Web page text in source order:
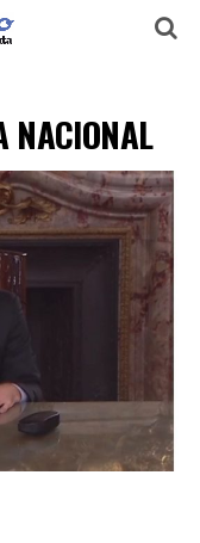
NACIONAL